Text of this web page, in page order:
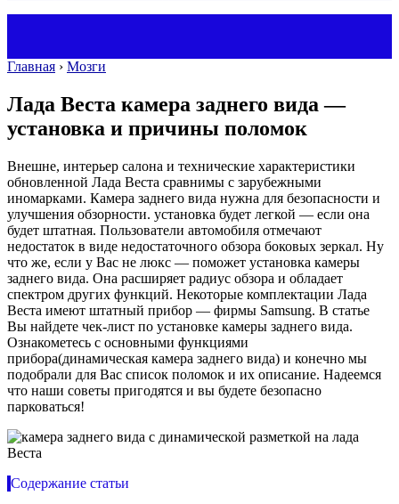
Главная › Мозги
Лада Веста камера заднего вида —
установка и причины поломок
Внешне, интерьер салона и технические характеристики
обновленной Лада Веста сравнимы с зарубежными
иномарками. Камера заднего вида нужна для безопасности и
улучшения обзорности. установка будет легкой — если она
будет штатная. Пользователи автомобиля отмечают
недостаток в виде недостаточного обзора боковых зеркал. Ну
что же, если у Вас не люкс — поможет установка камеры
заднего вида. Она расширяет радиус обзора и обладает
спектром других функций. Некоторые комплектации Лада
Веста имеют штатный прибор — фирмы Samsung. В статье
Вы найдете чек-лист по установке камеры заднего вида.
Ознакометесь с основными функциями
прибора(динамическая камера заднего вида) и конечно мы
подобрали для Вас список поломок и их описание. Надеемся
что наши советы пригодятся и вы будете безопасно
парковаться!
Содержание статьи